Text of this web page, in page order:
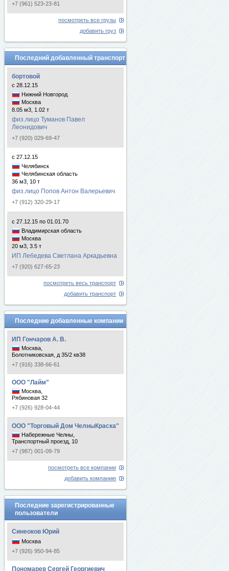
+7 (961) 523-23-81
посмотреть все грузы
добавить груз
Последний добавленный транспорт
бортовой
с 28.12.15
Нижний Новгород
Москва
8.05 м3, 1.02 т
физ.лицо Туманов Павел
Леонидович
+7 (920) 029-69-47
с 27.12.15
Челябинск
Челябинская область
36 м3, 10 т
физ.лицо Попов Антон Валерьевич
+7 (912) 320-29-17
с 27.12.15 по 01.01.70
Владимирская область
Москва
20 м3, 3.5 т
ИП Лебедева Светлана Аркадьевна
+7 (920) 627-65-23
посмотреть весь транспорт
добавить транспорт
Последние добавленные компании
ИП Гончаров А. В.
Москва,
Болотниковская, д 35/2 кв38
+7 (916) 338-66-61
ООО "Лайм"
Москва,
Рябиновая 32
+7 (926) 928-04-44
ООО "Торговый Дом ЧелныКраска"
Набережные Челны,
Транспортный проезд, 10
+7 (987) 001-09-79
посмотреть все компании
добавить компанию
Последние зарегистрированные
пользователи
Синеоков Юрий
Москва
+7 (926) 950-94-85
Пономарев Сергей Георгиевич